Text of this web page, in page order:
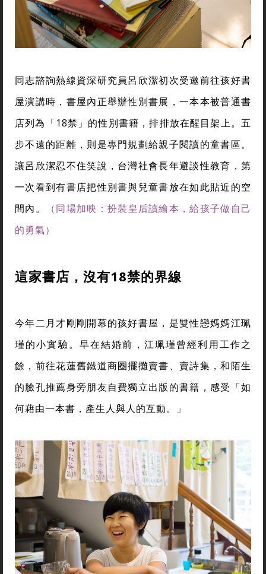
同志諮詢熱線資深研究員呂欣潔初次受邀前往孩好書
屋演講時，書屋內正舉辦性別書展，一本本被普通書
店列為「18禁」的性別書籍，排排放在醒目架上。五
步不遠的距離，則是專門規劃給親子閱讀的童書區。
讓呂欣潔忍不住笑說，台灣社會長年避談性教育，第
一次看到有書店把性別書與兒童書放在如此貼近的空
間內。
（同場加映：扮裝皇后讀繪本，給孩子做自己
的勇氣）
這家書店，沒有18禁的界線
今年二月才剛剛開幕的孩好書屋，是雙性戀媽媽江珮
瑾的小實驗。早在結婚前，江珮瑾曾經利用工作之
餘，前往花蓮舊鐵道商圈擺攤賣書、賣詩集，和陌生
的臉孔推薦身旁朋友自費獨立出版的書籍，感受「如
何藉由一本書，產生人與人的互動。」